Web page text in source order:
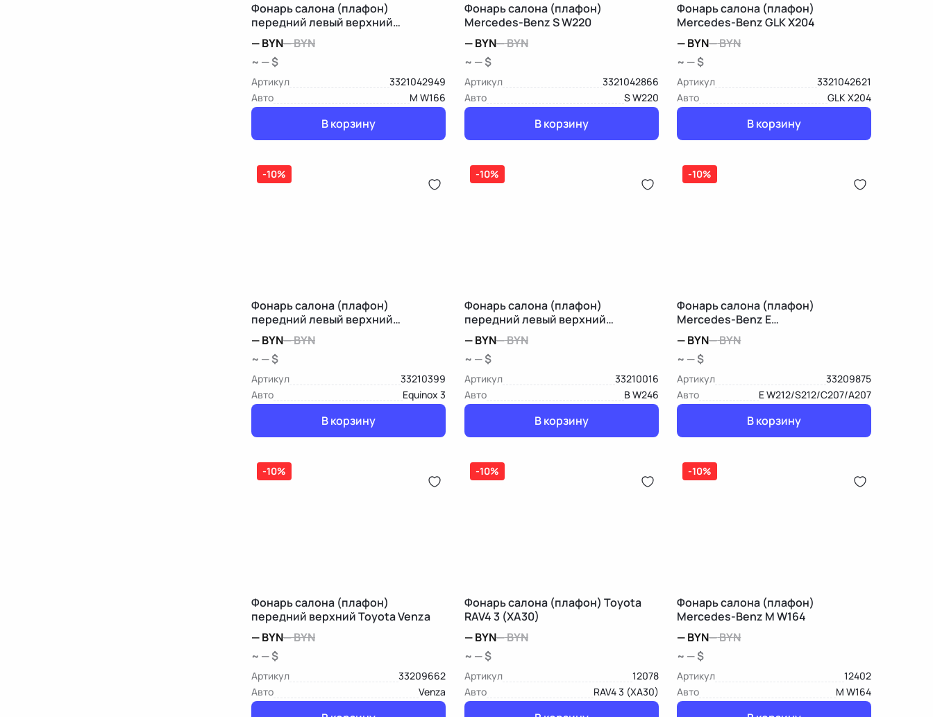
Фонарь салона (плафон)
передний левый верхний
Mercedes-Benz M W166
—BYN—BYN
~ — $
Артикул
3321042949
Авто
M W166
В корзину
Фонарь салона (плафон)
Mercedes-Benz S W220
—BYN—BYN
~ — $
Артикул
3321042866
Авто
S W220
В корзину
Фонарь салона (плафон)
Mercedes-Benz GLK X204
—BYN—BYN
~ — $
Артикул
3321042621
Авто
GLK X204
В корзину
-10%
Фонарь салона (плафон)
передний левый верхний
Chevrolet Equinox 3
—BYN—BYN
~ — $
Артикул
33210399
Авто
Equinox 3
В корзину
-10%
Фонарь салона (плафон)
передний левый верхний
Mercedes-Benz B W246
—BYN—BYN
~ — $
Артикул
33210016
Авто
B W246
В корзину
-10%
Фонарь салона (плафон)
Mercedes-Benz E
W212/S212/C207/A207
—BYN—BYN
~ — $
Артикул
33209875
Авто
E W212/S212/C207/A207
В корзину
-10%
Фонарь салона (плафон)
передний верхний Toyota Venza
—BYN—BYN
~ — $
Артикул
33209662
Авто
Venza
-10%
Фонарь салона (плафон) Toyota
RAV4 3 (XA30)
—BYN—BYN
~ — $
Артикул
12078
Авто
RAV4 3 (XA30)
-10%
Фонарь салона (плафон)
Mercedes-Benz M W164
—BYN—BYN
~ — $
Артикул
12402
Авто
M W164